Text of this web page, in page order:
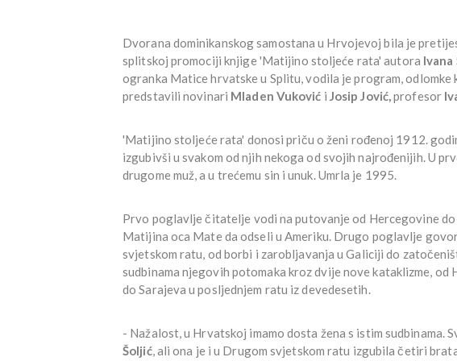
Dvorana dominikanskog samostana u Hrvojevoj bila je
splitskoj promociji knjige 'Matijino stoljeće rata' autora Ivana
ogranka Matice hrvatske u Splitu, vodila je program, odlomke
predstavili novinari Mladen Vuković i Josip Jović,profesor
'Matijino stoljeće rata' donosi priču o ženi rođenoj 1912.
izgubivši u svakom od njih nekoga od svojih najrođenijih. U
drugome muž, a u trećemu sin i unuk. Umrla je 1995.
Prvo poglavlje čitatelje vodi na putovanje od Hercegovine do
Matijina oca Mate da odseli u Ameriku. Drugo poglavlje
svjetskom ratu, od borbi i zarobljavanja u Galiciji do
sudbinama njegovih potomaka kroz dvije nove kataklizme,
do Sarajeva u posljednjem ratu iz devedesetih.
- Nažalost, u Hrvatskoj imamo dosta žena s istim sudbinama.
Šoljić, ali ona je i u Drugom svjetskom ratu izgubila četiri